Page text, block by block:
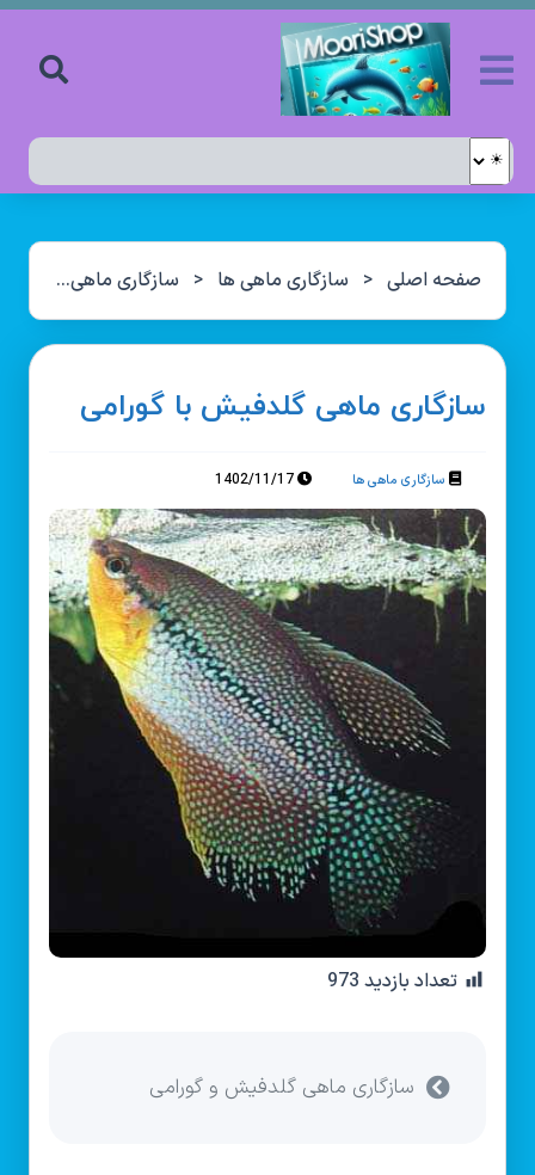
صفحه اصلی < سازگاری ماهی ها < سازگاری ماهی گلدفیش با گورامی
سازگاری ماهی گلدفیش با گورامی
سازگاری ماهی ها 1402/11/17
تعداد بازدید 973
سازگاری ماهی گلدفیش و گورامی